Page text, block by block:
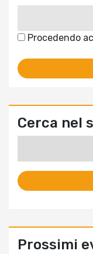
Procedendo
Cerca nel
Prossimi